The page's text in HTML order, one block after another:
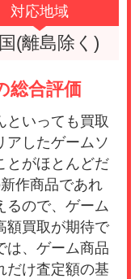
対応地域
(離島除く)
総合評価
といっても買取
アしたゲームソ
とがほとんどだ
作商品であれ
るので、ゲーム
額買取が期待で
は、ゲーム商品
だけ査定額の基